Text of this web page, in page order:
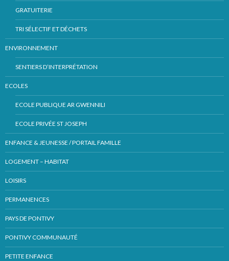
GRATUITERIE
TRI SÉLECTIF ET DÉCHETS
ENVIRONNEMENT
SENTIERS D’INTERPRÉTATION
ECOLES
ECOLE PUBLIQUE AR GWENNILI
ECOLE PRIVÉE ST JOSEPH
ENFANCE & JEUNESSE / PORTAIL FAMILLE
LOGEMENT – HABITAT
LOISIRS
PERMANENCES
PAYS DE PONTIVY
PONTIVY COMMUNAUTÉ
PETITE ENFANCE